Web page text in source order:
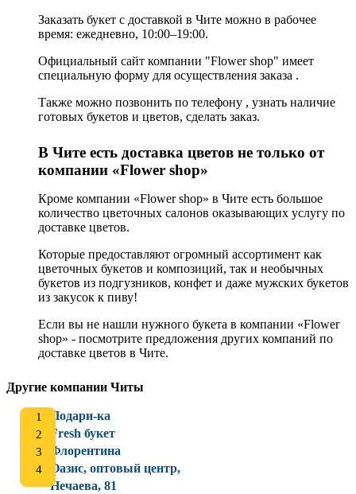
Заказать букет с доставкой в Чите можно в рабочее
время: ежедневно, 10:00–19:00.
Официальный сайт компании "Flower shop" имеет
специальную форму для осуществления заказа .
Также можно позвонить по телефону , узнать наличие
готовых букетов и цветов, сделать заказ.
В Чите есть доставка цветов не только от
компании «Flower shop»
Кроме компании «Flower shop» в Чите есть большое
количество цветочных салонов оказывающих услугу по
доставке цветов.
Которые предоставляют огромный ассортимент как
цветочных букетов и композиций, так и необычных
букетов из подгузников, конфет и даже мужских букетов
из закусок к пиву!
Если вы не нашли нужного букета в компании «Flower
shop» - посмотрите предложения других компаний по
доставке цветов в Чите.
Другие компании Читы
Подари-ка
Fresh букет
Флорентина
Оазис, оптовый центр,
Нечаева, 81